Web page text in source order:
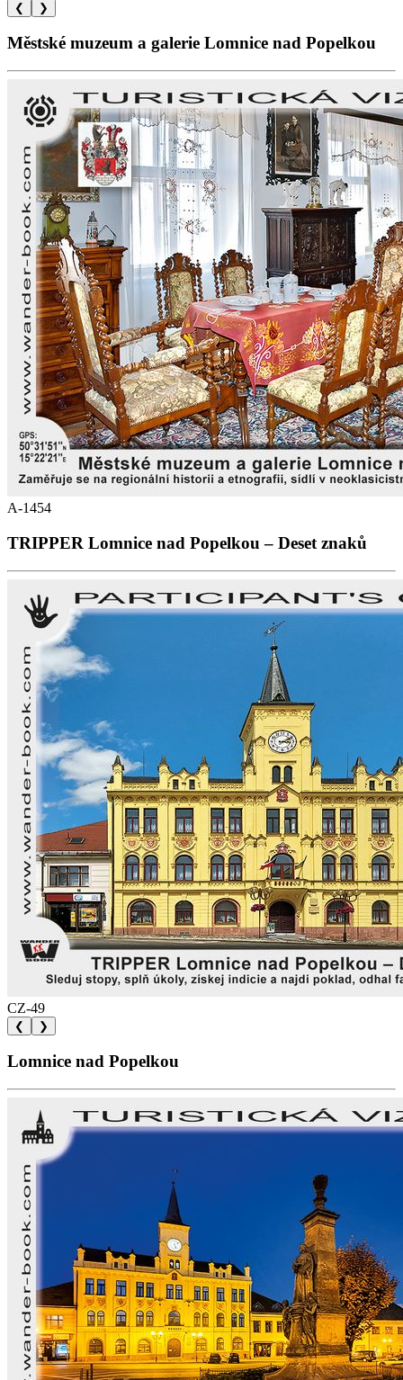
❮ ❯
Městské muzeum a galerie Lomnice nad Popelkou
A-1454
TRIPPER Lomnice nad Popelkou – Deset znaků
CZ-49
❮ ❯
Lomnice nad Popelkou